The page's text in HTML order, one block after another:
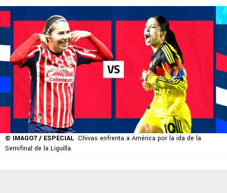
© IMAGO7 / ESPECIAL Chivas enfrenta a América por la ida de la
Semifinal de la Liguilla.